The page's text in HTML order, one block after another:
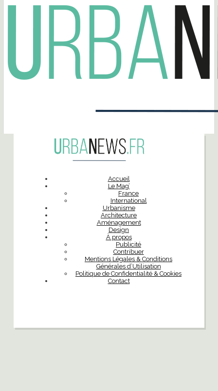
Accueil
Le Mag’
France
International
Urbanisme
Architecture
Aménagement
Design
À propos
Publicité
Contribuer
Mentions Légales & Conditions
Générales d’Utilisation
Politique de Confidentialité & Cookies
Contact